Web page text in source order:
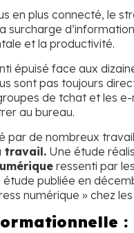
en plus connecté, le
surcharge
et la productivité.
épuisé face aux
sont pas toujours
de tchat et les
au bureau.
par de nombreux
travail. Une étude
ressenti par
étude publiée en
numérique » chez les
: